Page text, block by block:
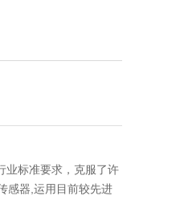
业标准要求，克服了许
感器,运用目前较先进